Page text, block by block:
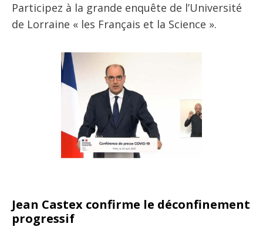
Participez à la grande enquête de l’Université
de Lorraine « les Français et la Science ».
Jean Castex confirme le déconfinement
progressif